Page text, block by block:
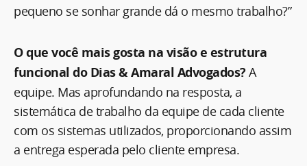
pequeno se sonhar grande dá o mesmo trabalho?”
O que você mais gosta na visão e estrutura
funcional do Dias & Amaral Advogados?A
equipe. Mas aprofundando na resposta, a
sistemática de trabalho da equipe de cada cliente
com os sistemas utilizados, proporcionando assim
a entrega esperada pelo cliente empresa.